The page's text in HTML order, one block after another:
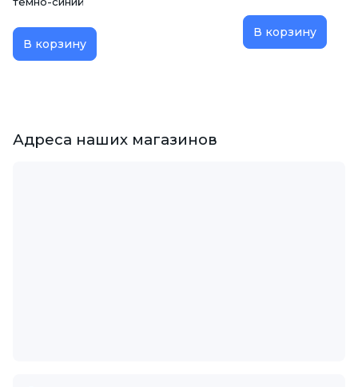
В корзину
В корзину
Адреса наших магазинов